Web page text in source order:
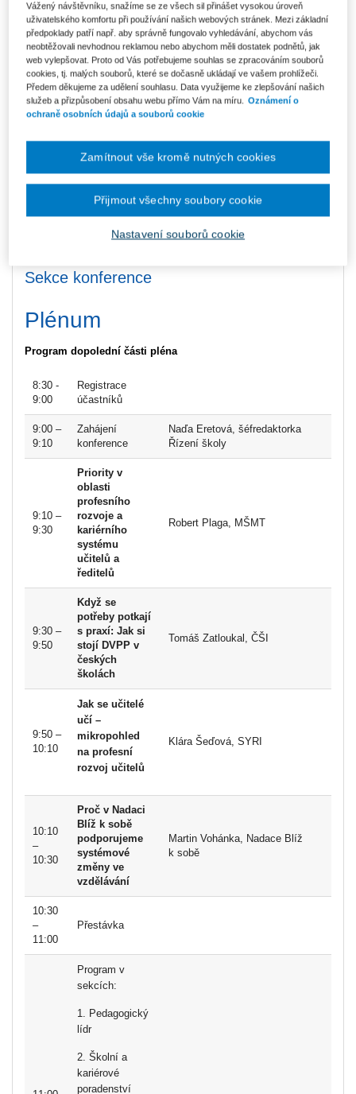
Výherce získá odborně zpracovaný koncept rozvoje školní
zahrady, který je základem pro její proměnu v inspirativní a
funkční vzdělávací prostředí.
Součástí ceny je evaluace stávajícího stavu zahrady s odborníky,
identifikace jejích silných stránek a rozvojového potenciálu,
doporučení pro využití zahrady v souladu s rámcovým
odborná konzultace se zkušeným krajinářským architektem.
škole pomohou cíleně rozvíjet školní zahradu jako místo pro
venkovní výuku, badatelské aktivity, environmentální vzdělávání i
podporu wellbeingu žáků, pedagogů a dalšího personálu.
Sekce konference
Plénum
Program dopolední části pléna
8:30 -
9:00
Registrace
účastníků
9:00 –
9:10
Zahájení
konference
Naďa Eretová, šéfredaktorka
Řízení školy
9:10 –
9:30
Priority v
oblasti
profesního
rozvoje a
kariérního
systému
učitelů a
ředitelů
Robert Plaga, MŠMT
9:30 –
9:50
Když se
potřeby potkají
s praxí: Jak si
stojí DVPP v
českých
školách
Tomáš Zatloukal, ČŠI
9:50 –
10:10
Jak se učitelé
učí –
mikropohled
na profesní
rozvoj učitelů
Klára Šeďová, SYRI
10:10
–
10:30
Proč v Nadaci
Blíž k sobě
podporujeme
systémové
změny ve
vzdělávání
Martin Vohánka, Nadace Blíž
k sobě
10:30
–
11:00
Přestávka
Program v
sekcích:
1. Pedagogický
lídr
2. Školní a
kariérové
poradenství
Vážený návštěvníku, snažíme se ze všech sil přinášet vysokou úroveň
uživatelského komfortu při používání našich webových stránek. Mezi základní
předpoklady patří např. aby správně fungovalo vyhledávání, abychom vás
neobtěžovali nevhodnou reklamou nebo abychom měli dostatek podnětů, jak
web vylepšovat. Proto od Vás potřebujeme souhlas se zpracováním souborů
cookies, tj. malých souborů, které se dočasně ukládají ve vašem prohlížeči.
Předem děkujeme za udělení souhlasu. Data využijeme ke zlepšování našich
služeb a přizpůsobení obsahu webu přímo Vám na míru. Oznámení o
ochraně osobních údajů a souborů cookie
Nastavení souborů cookie
Zamítnout vše kromě nutných cookies
Přijmout všechny soubory cookie